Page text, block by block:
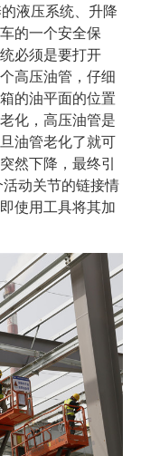
液压系统、升降
的一个安全保
必须是要打开
高压油管，仔细
的油平面的位置
化，高压油管是
油管老化了就可
然下降，最终引
动关节的链接情
使用工具将其加